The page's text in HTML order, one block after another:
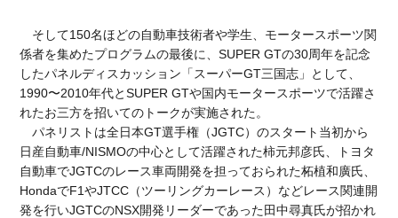
そして150名ほどの自動車技術者や学生、モータースポーツ関
係者を集めたプログラムの最後に、SUPER GTの30周年を記念
したパネルディスカッション「スーパーGT三国志」として、
1990〜2010年代とSUPER GTや国内モータースポーツで活躍さ
れたお三方を招いてのトークが実施された。
パネリストは全日本GT選手権（JGTC）のスタート当初から
日産自動車/NISMOの中心として活躍された柿元邦彦氏、トヨタ
自動車でJGTCのレース車両開発を担っておられた柘植和廣氏、
HondaでF1やJTCC（ツーリングカーレース）などレース関連開
発を行いJGTCのNSX開発リーダーであった田中尋真氏が招かれ